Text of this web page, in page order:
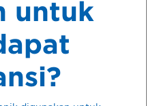
untuk